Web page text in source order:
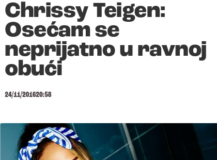
Chrissy Teigen:
Osećam se
neprijatno u ravnoj
obući
24/11/201620:58